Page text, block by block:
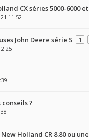
CX séries 5000-6000
11:52
John Deere série S 1
?
Holland CR 8.80 ou